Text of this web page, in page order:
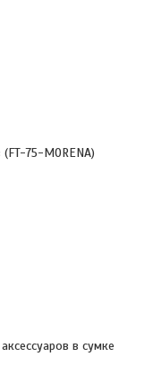
75-MORENA)
в сумке